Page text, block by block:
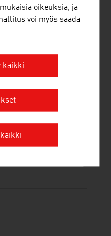
GMBH
oikeuksia, ja
voi myös saada
kaikki